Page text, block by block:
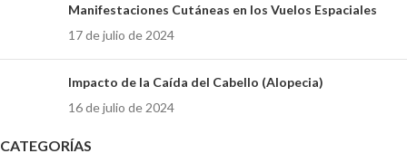
Manifestaciones Cutáneas en los Vuelos Espaciales
17 de julio de 2024
Impacto de la Caída del Cabello (Alopecia)
16 de julio de 2024
CATEGORÍAS